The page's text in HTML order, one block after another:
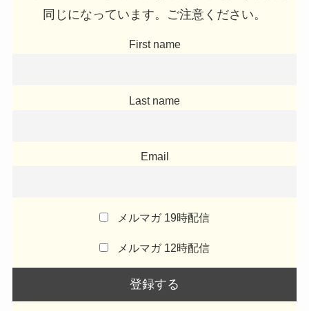
同じになっています。ご注意ください。
First name
Last name
Email
メルマガ 19時配信
メルマガ 12時配信